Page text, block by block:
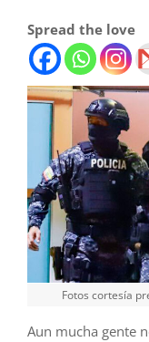
Spread the love
Fotos cortesía
Aun mucha gente